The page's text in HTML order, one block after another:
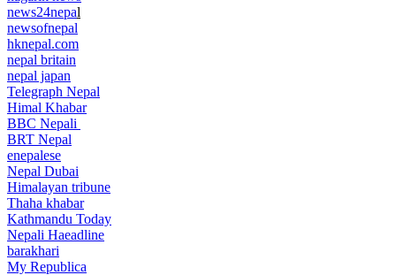
news24nepal
newsofnepal
hknepal.com
nepal britain
nepal japan
Telegraph Nepal
Himal Khabar
BBC Nepali
BRT Nepal
enepalese
Nepal Dubai
Himalayan tribune
Thaha khabar
Kathmandu Today
Nepali Haeadline
barakhari
My Republica